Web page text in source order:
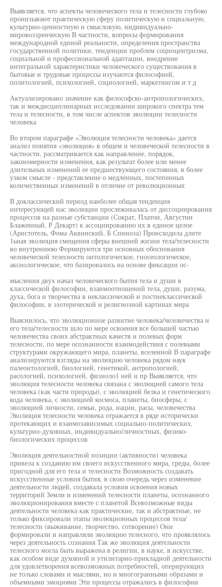
Выявляется, что аспекты человеческого тела и телесности глубоко
пронизывают практическую сферу политическую и социальную,
культурно-ценностную и смысловую, индивидуально-
мировоззренческую В частности, вопросы формирования
международной единой реальности, определения пространства
государственной политики, тенденции проблем социоцентризма,
социальной и профессиональной адаптации, внедрение
интегральной характеристики человеческого существования в
бытовые и трудовые процессы изучаются философией,
политологией, психологией, социологией, маркетингом и т д
Актуализировано значение как философско-антропологических,
так и междисциплинарных исследовании широкого спектра тем
тела и телесности, в том числе аспектов эволюции телесности
человека
Во втором параграфе «Эволюция телесности человека» дается
анализ понятия «эволюция» в общем и человеческой телесности в
частности, рассматривается как направление, порядок,
закономерности изменения, как результат более или менее
длительных изменений ее предшествующего состояния, в более
узком смысле - представление о медленных, постепенных
количественных изменений в отличие от революционных
В доклассический период наиболее общая тенденция
интересующей нас эволюции прослеживалась от диссоциирования
процессов на разные субстанции (Сократ, Платон, Августин
Блаженный, Р Декарт) к ассоциированию их в единое целое
(Аристотель, Фома Аквинский, Б Спиноза) Происходила длите
1ьная эволюция смещения сферы внешней жизни тела/телесности
во внутреннюю Формируются три основных обоснования
человеческой телесности онтологическое, гносеологическое,
аксиологическое, что базировалось на основе фиксации ос-
мысления двух начал человеческого бытия тела и души в
классической философии, взаимоотношений тела, души, разума,
духа, бога и творчества в неклассической и постнеклассической
философии, в эзотерической и религиозной картинах мира
Выяснилось, что эволюционное развитие человека/человечества и
его тела/телесности шло по мере освоения все большей частью
человечества своих абстрактных качеств и полевых форм
телесности, по мере осознанности взаимодействия с полевыми
структурами окружающего мира, планеты, вселенной В параграфе
анализируются взгляды на эволюцию человека рядом наук
палеонтологией, биологией, генетикой, антропологией,
расологией, психологией, физиоло1 ней и пр Выявляется, что
эволюция телесности человека связана с эволюцией самого тела
человека (как части природы), с эволюцией белка и генетического
кода человека, с эволюцией космоса, планеты, биосферы, с
эволюцией личности, семьи, рода, нации, расы, человечества
Эволюция телесности человека отражается в ряде исторически
протекающих и взаимозависимых социально-политических,
культурно-духовных, индивидуально/личностных, физико-
биологических процессов
Эволюция деятельностной позиции (активности) человека
привела к созданию им своего искусственного мира, среды, более
пригодной для его тела и телесности Возможность создавать
искусственные условия бытия, в свою очередь через изменение
деятельности людей, создавала условия освоения новых
территорий Земли и изменений телесности планеты, осознанного
эволюционирования вместе с планетой Всевозможные виды
деятельности человека как практические, так и абстрактные, не
только фиксировали этапы эволюционных процессов тела/
телесности (выживание, творчество, сотворение) Они
формировали и направляли эволюцию телесного, что проявлялось
через деятельность сознания Так же эволюция деятельности
телесного могла быть выражена в религии, в науке, в искусстве,
как особом виде духовной и утилитарно-прикладной деятельности
для удовлетворения всевозможных потребностей, оперирующих
не только словами и мыслями, но и многогранными образами и
объемными эмоциями Эти процессы отражались в философии